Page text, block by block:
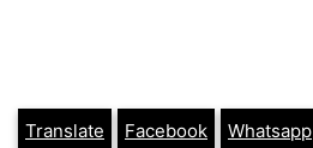
Translate Facebook Whatsapp